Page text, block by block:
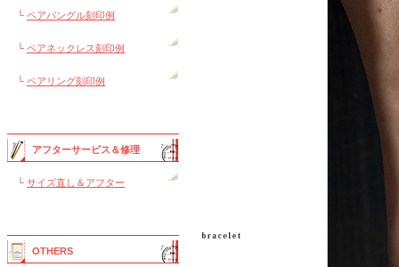
└ ペアバングル刻印例
└ ペアネックレス刻印例
└ ペアリング刻印例
アフターサービス＆修理
└ サイズ直し＆アフター
OTHERS